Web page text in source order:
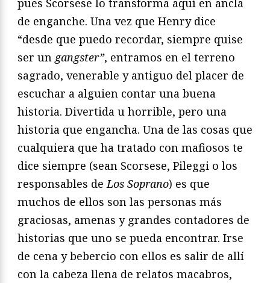
pues Scorsese lo transforma aquí en ancla
de enganche. Una vez que Henry dice
“desde que puedo recordar, siempre quise
ser un gangster”, entramos en el terreno
sagrado, venerable y antiguo del placer de
escuchar a alguien contar una buena
historia. Divertida u horrible, pero una
historia que engancha. Una de las cosas que
cualquiera que ha tratado con mafiosos te
dice siempre (sean Scorsese, Pileggi o los
responsables deLos Soprano) es que
muchos de ellos son las personas más
graciosas, amenas y grandes contadores de
historias que uno se pueda encontrar. Irse
de cena y bebercio con ellos es salir de allí
con la cabeza llena de relatos macabros,